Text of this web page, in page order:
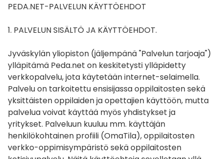
PEDA.NET-PALVELUN KÄYTTÖEHDOT
1. PALVELUN SISÄLTÖ JA KÄYTTÖEHDOT.
Jyväskylän yliopiston (jäljempänä "Palvelun tarjoaja")
ylläpitämä Peda.net on keskitetysti ylläpidetty
verkkopalvelu, jota käytetään internet-selaimella.
Palvelu on tarkoitettu ensisijassa oppilaitosten sekä
yksittäisten oppilaiden ja opettajien käyttöön, mutta
palvelua voivat käyttää myös yhdistykset ja
yritykset. Palveluun kuuluu mm. käyttäjän
henkilökohtainen profiili (OmaTila), oppilaitosten
verkko-oppimisympäristö sekä oppilaitosten